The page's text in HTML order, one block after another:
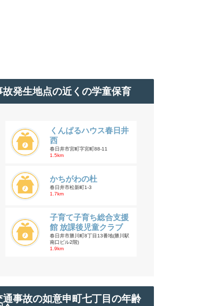
故発生地点の近くの学童保育
くんぱるハウス春日井
西
春日井市宮町字宮町88-11
1.5km
かちがわの杜
春日井市松新町1-3
1.7km
子育て子育ち総合支援
館 放課後児童クラブ
春日井市勝川町8丁目13番地(勝川駅
南口ビル2階)
1.9km
通事故の如意申町七丁目の年齢